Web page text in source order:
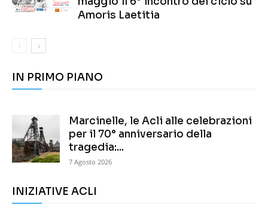
Amoris Laetitia
IN PRIMO PIANO
Marcinelle, le Acli alle celebrazioni
per il 70° anniversario della
tragedia:...
7 Agosto 2026
INIZIATIVE ACLI